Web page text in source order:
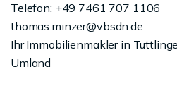
Telefon: +49 7461 707 1106
thomas.minzer@vbsdn.de
Ihr Immobilienmakler in
Umland